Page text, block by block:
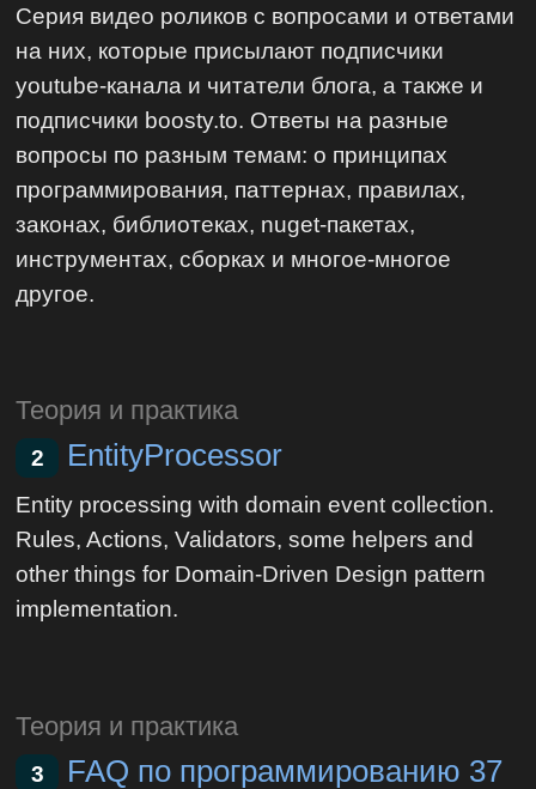
Серия видео роликов с вопросами и ответами
на них, которые присылают подписчики
youtube-канала и читатели блога, а также и
подписчики boosty.to. Ответы на разные
вопросы по разным темам: о принципах
программирования, паттернах, правилах,
законах, библиотеках, nuget-пакетах,
инструментах, сборках и многое-многое
другое.
Теория и практика
2 EntityProcessor
Entity processing with domain event collection.
Rules, Actions, Validators, some helpers and
other things for Domain-Driven Design pattern
implementation.
Теория и практика
3 FAQ по программированию 37